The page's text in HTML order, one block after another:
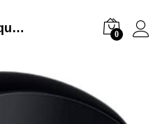
Chauffe-eau électrique instantané MAAT 0